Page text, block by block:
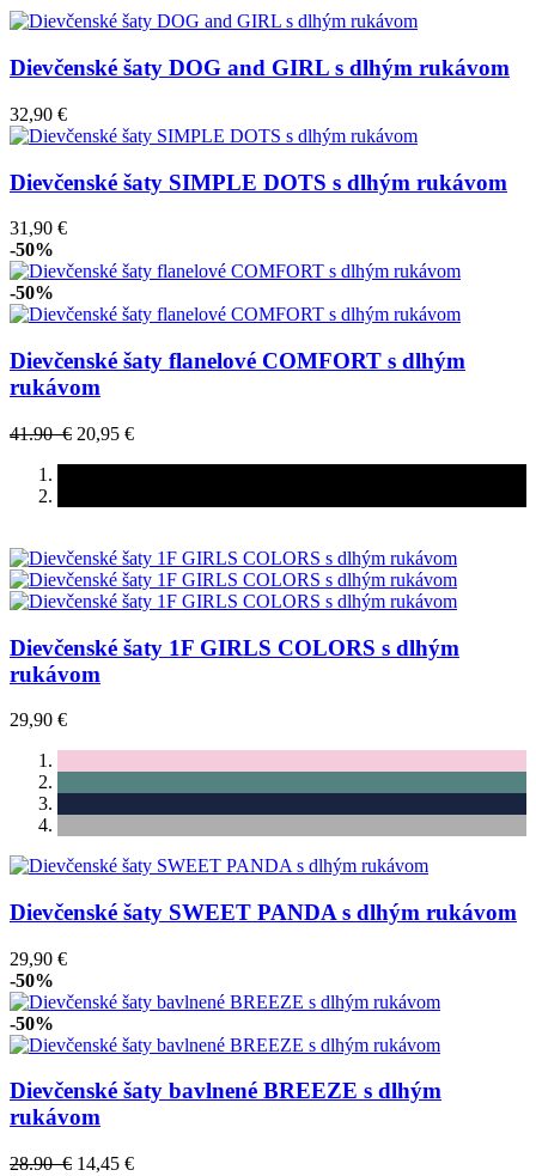
Dievčenské šaty DOG and GIRL s dlhým rukávom
32,90 €
Dievčenské šaty SIMPLE DOTS s dlhým rukávom
31,90 €
-50%
-50%
Dievčenské šaty flanelové COMFORT s dlhým
rukávom
41.90 € 20,95 €
Dievčenské šaty 1F GIRLS COLORS s dlhým
rukávom
29,90 €
Dievčenské šaty SWEET PANDA s dlhým rukávom
29,90 €
-50%
-50%
Dievčenské šaty bavlnené BREEZE s dlhým
rukávom
28.90 € 14,45 €